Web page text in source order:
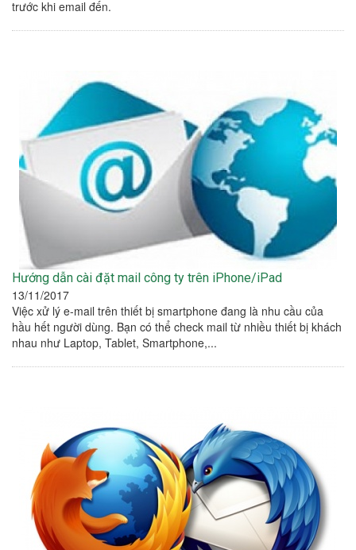
trước khi email đến.
Hướng dẫn cài đặt mail công ty trên iPhone/iPad
13/11/2017
Việc xử lý e-mail trên thiết bị smartphone đang là nhu cầu của
hầu hết người dùng. Bạn có thể check mail từ nhiều thiết bị khách
nhau như Laptop, Tablet, Smartphone,...